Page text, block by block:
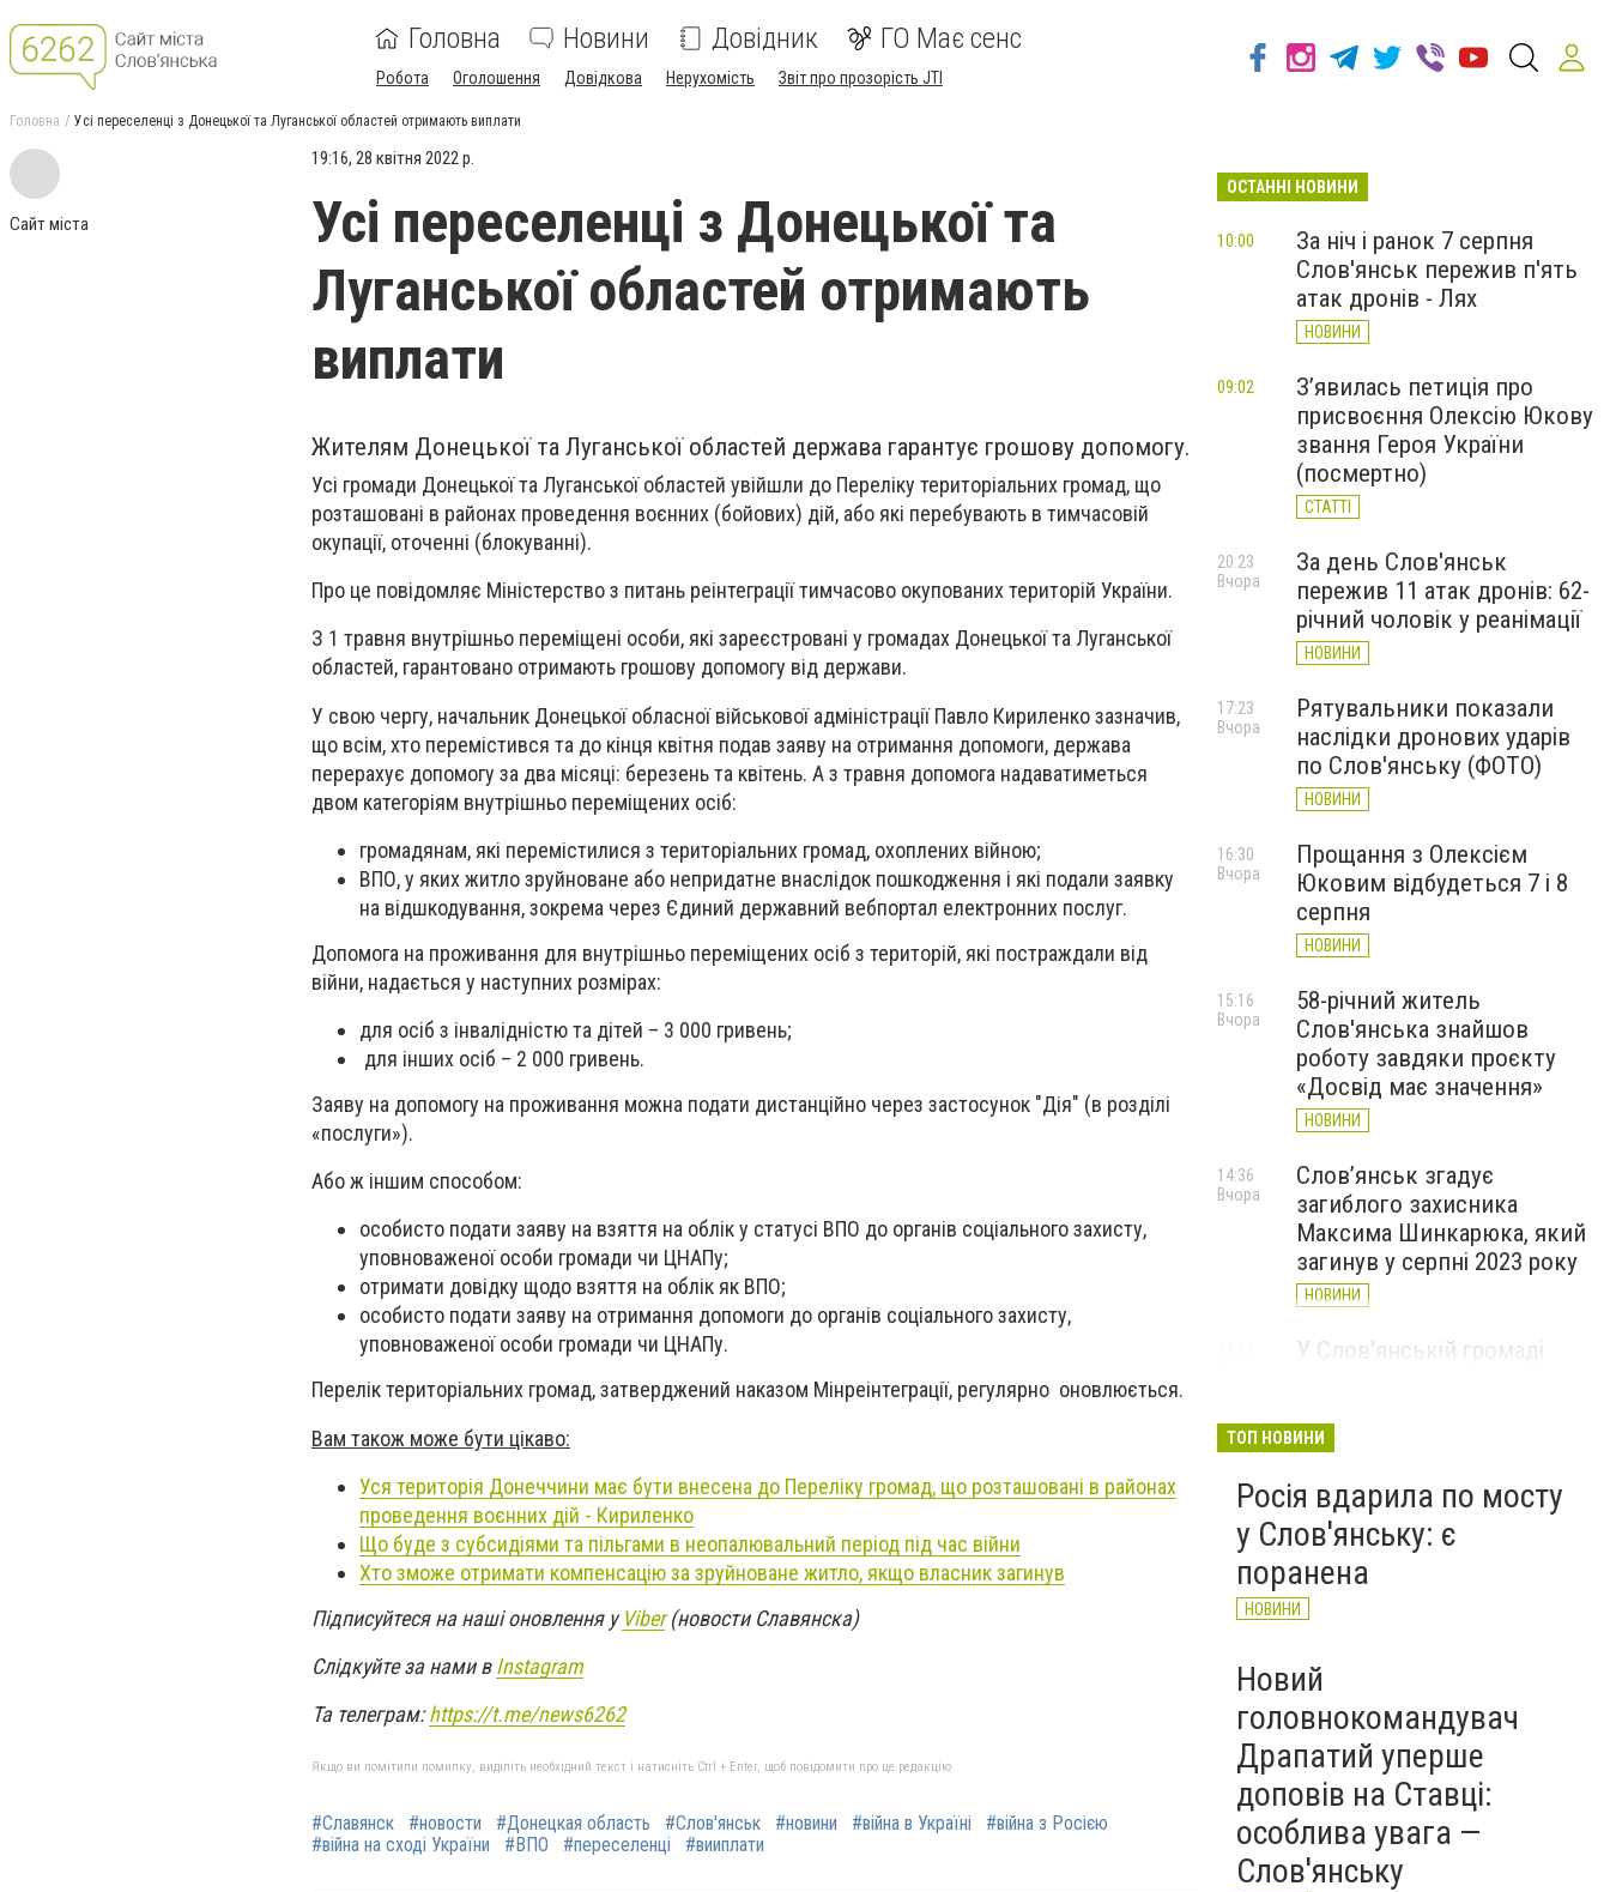
Головна Новини Довідник ГО Має сенс
Робота Оголошення Довідкова Нерухомість Звіт про прозорість JTI
Головна Усі переселенці з Донецької та Луганської областей отримають виплати
Сайт міста
19:16, 28 квітня 2022 р.
Усі переселенці з Донецької та
Луганської областей отримають
виплати
Жителям Донецької та Луганської областей держава гарантує грошову допомогу.
Усі громади Донецької та Луганської областей увійшли до Переліку територіальних громад, що
розташовані в районах проведення воєнних (бойових) дій, або які перебувають в тимчасовій
окупації, оточенні (блокуванні).
Про це повідомляє Міністерство з питань реінтеграції тимчасово окупованих територій України.
З 1 травня внутрішньо переміщені особи, які зареєстровані у громадах Донецької та Луганської
областей, гарантовано отримають грошову допомогу від держави.
У свою чергу, начальник Донецької обласної військової адміністрації Павло Кириленко зазначив,
що всім, хто перемістився та до кінця квітня подав заяву на отримання допомоги, держава
перерахує допомогу за два місяці: березень та квітень. А з травня допомога надаватиметься
двом категоріям внутрішньо переміщених осіб:
громадянам, які перемістилися з територіальних громад, охоплених війною;
ВПО, у яких житло зруйноване або непридатне внаслідок пошкодження і які подали заявку
на відшкодування, зокрема через Єдиний державний вебпортал електронних послуг.
Допомога на проживання для внутрішньо переміщених осіб з територій, які постраждали від
війни, надається у наступних розмірах:
для осіб з інвалідністю та дітей – 3 000 гривень;
для інших осіб – 2 000 гривень.
Заяву на допомогу на проживання можна подати дистанційно через застосунок "Дія" (в розділі
«послуги»).
Або ж іншим способом:
особисто подати заяву на взяття на облік у статусі ВПО до органів соціального захисту,
уповноваженої особи громади чи ЦНАПу;
отримати довідку щодо взяття на облік як ВПО;
особисто подати заяву на отримання допомоги до органів соціального захисту,
уповноваженої особи громади чи ЦНАПу.
Перелік територіальних громад, затверджений наказом Мінреінтеграції, регулярно оновлюється.
Вам також може бути цікаво:
Уся територія Донеччини має бути внесена до Переліку громад, що розташовані в районах
проведення воєнних дій - Кириленко
Що буде з субсидіями та пільгами в неопалювальний період під час війни
Хто зможе отримати компенсацію за зруйноване житло, якщо власник загинув
Підписуйтеся на наші оновлення уViber(новости Славянска)
Слідкуйте за нами вInstagram
Та телеграм:https://t.me/news6262
Якщо ви помітили помилку, виділіть необхідний текст і натисніть Ctrl + Enter, щоб повідомити про це редакцію
#Славянск #новости #Донецкая область #Слов'янськ #новини #війна в Україні
#війна з Росією
#війна на сході України
#ВПО #переселенці #вииплати
ОСТАННІ НОВИНИ
За ніч і ранок 7 серпня
Слов'янськ пережив п'ять
атак дронів - Лях
НОВИНИ
10:00
З’явилась петиція про
присвоєння Олексію Юкову
звання Героя України
(посмертно)
СТАТТІ
09:02
За день Слов'янськ
пережив 11 атак дронів: 62-
річний чоловік у реанімації
НОВИНИ
20:23
Вчора
Рятувальники показали
наслідки дронових ударів
по Слов'янську (ФОТО)
НОВИНИ
17:23
Вчора
Прощання з Олексієм
Юковим відбудеться 7 і 8
серпня
НОВИНИ
16:30
Вчора
58-річний житель
Слов'янська знайшов
роботу завдяки проєкту
«Досвід має значення»
НОВИНИ
15:16
Вчора
Слов’янськ згадує
загиблого захисника
Максима Шинкарюка, який
загинув у серпні 2023 року
НОВИНИ
14:36
Вчора
У Слов'янській громаді
НОВИНИ
ТОП НОВИНИ
Росія вдарила по мосту
у Слов'янську: є
поранена
НОВИНИ
Новий
головнокомандувач
Драпатий уперше
доповів на Ставці:
особлива увага —
Слов'янську